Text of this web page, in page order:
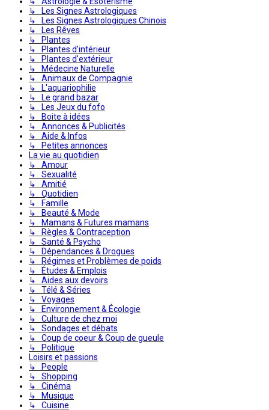
↳ Les Signes Astrologiques
↳ Les Signes Astrologiques Chinois
↳ Les Rêves
↳ Plantes
↳ Plantes d'intérieur
↳ Plantes d'extérieur
↳ Médecine Naturelle
↳ Animaux de Compagnie
↳ L'aquariophilie
↳ Le grand bazar
↳ Les Jeux du fofo
↳ Boite à idées
↳ Annonces & Publicités
↳ Aide & Infos
↳ Petites annonces
La vie au quotidien
↳ Amour
↳ Sexualité
↳ Amitié
↳ Quotidien
↳ Famille
↳ Beauté & Mode
↳ Mamans & Futures mamans
↳ Règles & Contraception
↳ Santé & Psycho
↳ Dépendances & Drogues
↳ Régimes et Problèmes de poids
↳ Études & Emplois
↳ Aides aux devoirs
↳ Télé & Séries
↳ Voyages
↳ Environnement & Écologie
↳ Culture de chez moi
↳ Sondages et débats
↳ Coup de coeur & Coup de gueule
↳ Politique
Loisirs et passions
↳ People
↳ Shopping
↳ Cinéma
↳ Musique
↳ Cuisine